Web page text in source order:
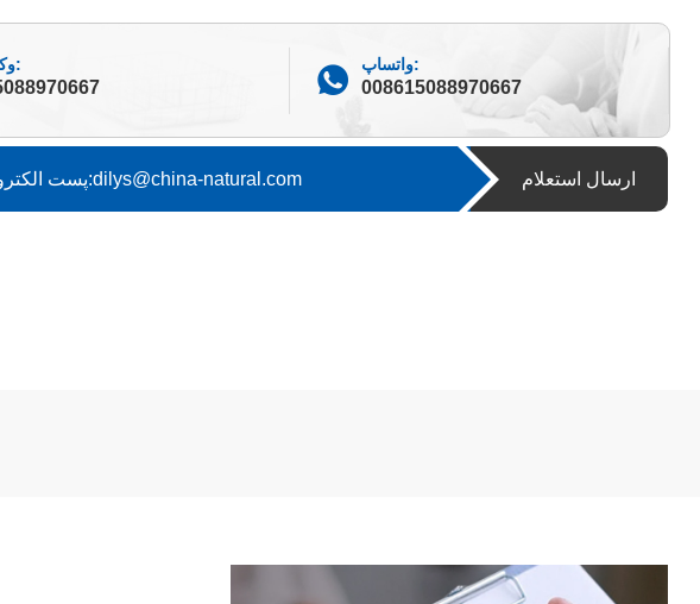
وکت: واتساپ:
008615088970667
پست الکترونیک:dilys@china-natural.com ارسال استعلام